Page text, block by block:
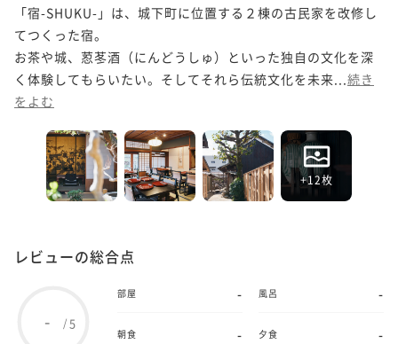
「宿-SHUKU-」は、城下町に位置する２棟の古民家を改修し
てつくった宿。
お茶や城、荵苳酒（にんどうしゅ）といった独自の文化を深
く体験してもらいたい。そしてそれら伝統文化を未来... 続き
をよむ
+12枚
レビューの総合点
- /5
部屋 - 風呂 -
朝食 - 夕食 -